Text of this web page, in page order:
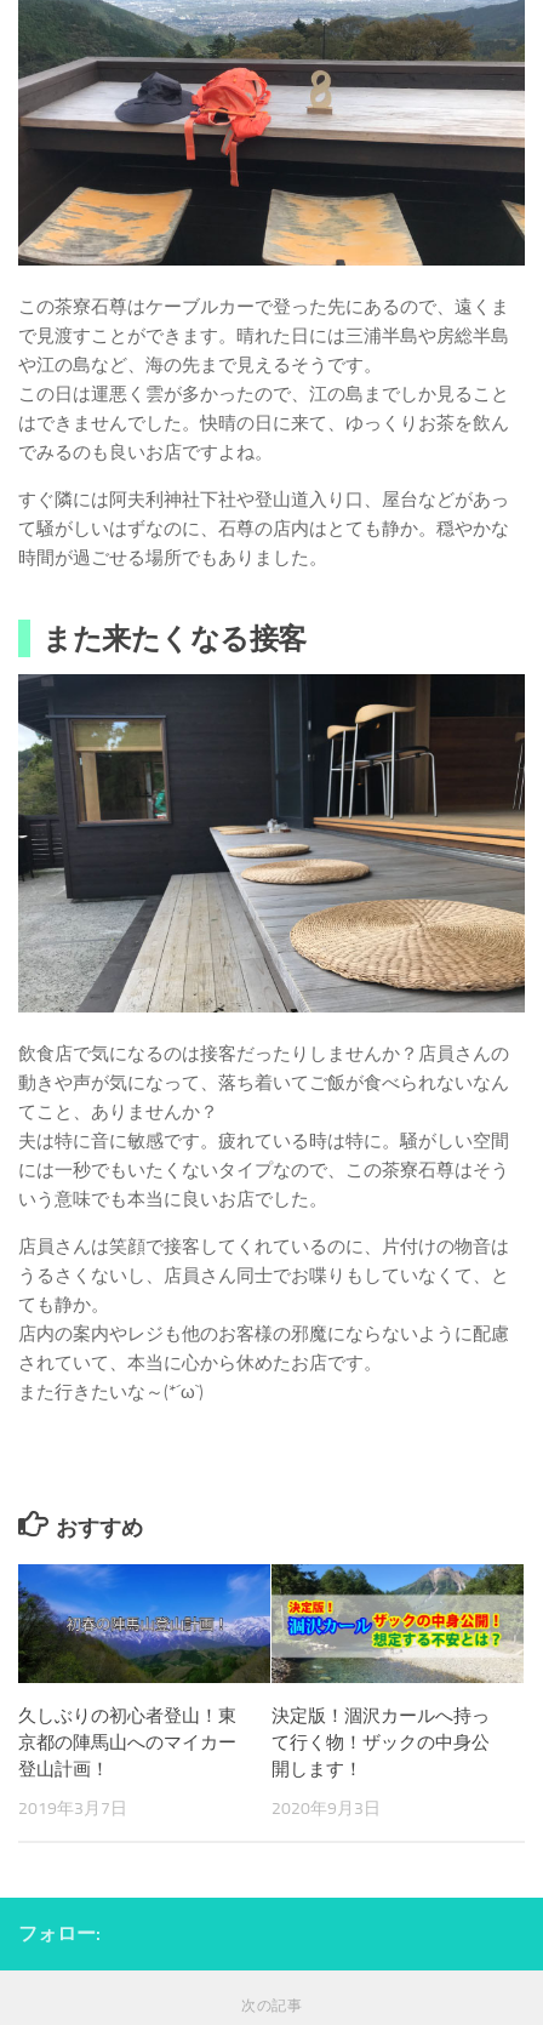
この茶寮石尊はケーブルカーで登った先にあるので、遠くま
で見渡すことができます。晴れた日には三浦半島や房総半島
や江の島など、海の先まで見えるそうです。
この日は運悪く雲が多かったので、江の島までしか見ること
はできませんでした。快晴の日に来て、ゆっくりお茶を飲ん
でみるのも良いお店ですよね。
すぐ隣には阿夫利神社下社や登山道入り口、屋台などがあっ
て騒がしいはずなのに、石尊の店内はとても静か。穏やかな
時間が過ごせる場所でもありました。
また来たくなる接客
飲食店で気になるのは接客だったりしませんか？店員さんの
動きや声が気になって、落ち着いてご飯が食べられないなん
てこと、ありませんか？
夫は特に音に敏感です。疲れている時は特に。騒がしい空間
には一秒でもいたくないタイプなので、この茶寮石尊はそう
いう意味でも本当に良いお店でした。
店員さんは笑顔で接客してくれているのに、片付けの物音は
うるさくないし、店員さん同士でお喋りもしていなくて、と
ても静か。
店内の案内やレジも他のお客様の邪魔にならないように配慮
されていて、本当に心から休めたお店です。
また行きたいな～(*´ω`)
おすすめ
久しぶりの初心者登山！東
京都の陣馬山へのマイカー
登山計画！
2019年3月7日
決定版！涸沢カールへ持っ
て行く物！ザックの中身公
開します！
2020年9月3日
フォロー:
次の記事